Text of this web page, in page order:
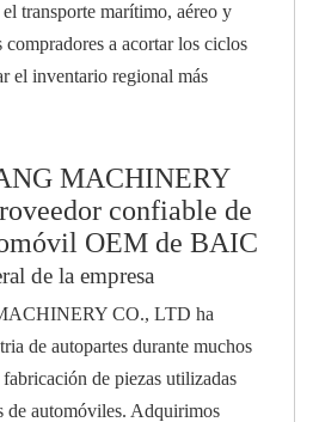
transporte marítimo, aéreo y
compradores a acortar los ciclos
el inventario regional más
MACHINERY
confiable de
OEM de BAIC
de la empresa
CO., LTD ha
de autopartes durante muchos
de piezas utilizadas
de automóviles. Adquirimos